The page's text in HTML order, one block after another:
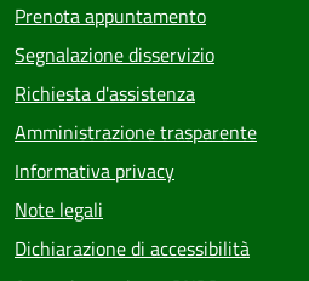
Prenota appuntamento
Segnalazione disservizio
Richiesta d'assistenza
Amministrazione trasparente
Informativa privacy
Note legali
Dichiarazione di accessibilità